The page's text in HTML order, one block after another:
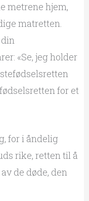
metrene hjem,
matretten.
«Se, jeg holder
for et
for i åndelig
rike, retten til å
de døde, den